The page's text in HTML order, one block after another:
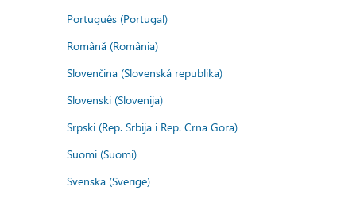
Português (Portugal)
Română (România)
Slovenčina (Slovenská republika)
Slovenski (Slovenija)
Srpski (Rep. Srbija i Rep. Crna Gora)
Suomi (Suomi)
Svenska (Sverige)